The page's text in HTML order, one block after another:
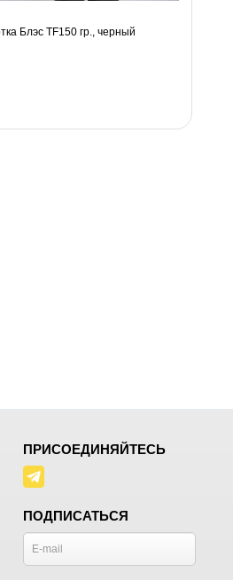
Блэс TF150 гр., черный
ПРИСОЕДИНЯЙТЕСЬ
ПОДПИСАТЬСЯ